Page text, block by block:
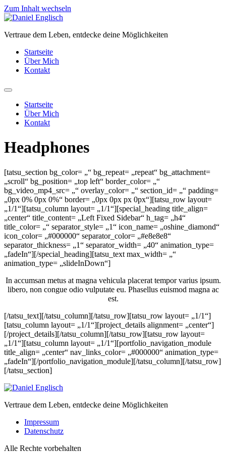
Zum Inhalt wechseln
Vertraue dem Leben, entdecke deine Möglichkeiten
Startseite
Über Mich
Kontakt
Startseite
Über Mich
Kontakt
Headphones
[tatsu_section bg_color= „“ bg_repeat= „repeat“ bg_attachment=
„scroll“ bg_position= „top left“ border_color= „“
bg_video_mp4_src= „“ overlay_color= „“ section_id= „“ padding=
„0px 0% 0px 0%“ border= „0px 0px px 0px“][tatsu_row layout=
„1/1“][tatsu_column layout= „1/1“][special_heading title_align=
„center“ title_content= „Left Fixed Sidebar“ h_tag= „h4“
title_color= „“ separator_style= „1“ icon_name= „oshine_diamond“
icon_color= „#000000“ separator_color= „#e8e8e8“
separator_thickness= „1“ separator_width= „40“ animation_type=
„fadeIn“][/special_heading][tatsu_text max_width= „“
animation_type= „slideInDown“]
In accumsan metus at magna vehicula placerat tempor varius ipsum.
libero, non congue odio vulputate eu. Phasellus euismod magna ac
est.
[/tatsu_text][/tatsu_column][/tatsu_row][tatsu_row layout= „1/1“]
[tatsu_column layout= „1/1“][project_details alignment= „center“]
[/project_details][/tatsu_column][/tatsu_row][tatsu_row layout=
„1/1“][tatsu_column layout= „1/1“][portfolio_navigation_module
title_align= „center“ nav_links_color= „#000000“ animation_type=
„fadeIn“][/portfolio_navigation_module][/tatsu_column][/tatsu_row]
[/tatsu_section]
Vertraue dem Leben, entdecke deine Möglichkeiten
Impressum
Datenschutz
Alle Rechte vorbehalten